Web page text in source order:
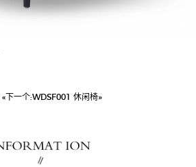
«下一个:WDSF001 休闲椅»